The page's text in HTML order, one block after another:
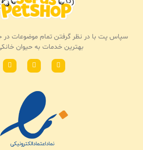
سپاس پت با در نظر گرفتن تمام موضوعات در
بهترین خدمات به حیوان